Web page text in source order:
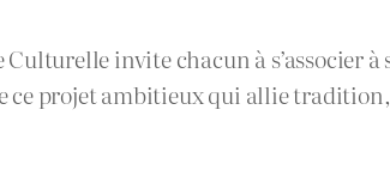
invite chacun à s’associer
ce projet ambitieux qui allie